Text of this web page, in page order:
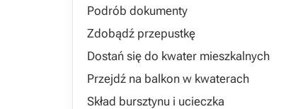
Podrób dokumenty
Zdobądź przepustkę
Dostań się do kwater mieszkalnych
Przejdź na balkon w kwaterach
Skład bursztynu i ucieczka